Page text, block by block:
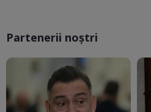
Partenerii noștri